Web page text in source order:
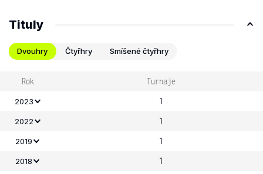
Tituly
Dvouhry Čtyřhry Smíšené čtyřhry
Rok Turnaje
2023 1
2022 1
2019 1
2018 1